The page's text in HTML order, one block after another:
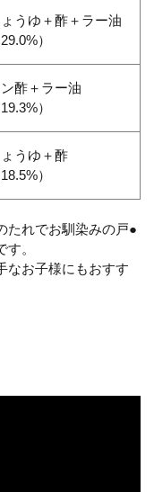
ょうゆ＋酢＋ラー油
29.0%）
酢＋ラー油
19.3%）
ょうゆ＋酢
18.5%）
たれでお馴染みの戸●
。
なお子様にもおすす